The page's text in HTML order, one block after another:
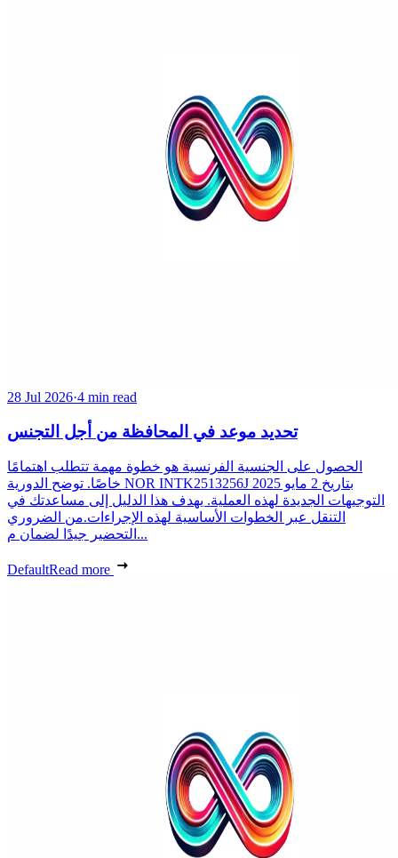
28 Jul 2026·4 min read
تحديد موعد في المحافظة من أجل التجنس
الحصول على الجنسية الفرنسية هو خطوة مهمة تتطلب اهتمامًا
خاصًا. توضح الدورية NOR INTK2513256J بتاريخ 2 مايو 2025
التوجيهات الجديدة لهذه العملية. يهدف هذا الدليل إلى مساعدتك في
التنقل عبر الخطوات الأساسية لهذه الإجراءات.من الضروري
التحضير جيدًا لضمان م...
DefaultRead more